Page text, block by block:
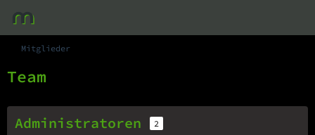
Mitglieder
Team
Administratoren 2